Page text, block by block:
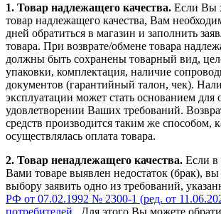
1. Товар надлежащего качества. Если Вы
товар надлежащего качества, Вам
дней обратиться в магазин и заполнить
товара. При возврате/обмене товара
должны быть сохранены товарный вид,
упаковки, комплектация, наличие
документов (гарантийный талон, чек).
эксплуатации может стать основанием для
удовлетворении Ваших требований.
средств производится таким же способом,
осуществлялась оплата товара.
2. Товар ненадлежащего качества. Если в
Вами товаре выявлен недостаток (брак),
выбору заявить одно из требований,
РФ от 07.02.1992 № 2300-1 (ред. от
потребителей . Для этого Вы можете